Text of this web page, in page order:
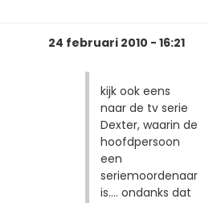
24 februari 2010 - 16:21
kijk ook eens
naar de tv serie
Dexter, waarin de
hoofdpersoon
een
seriemoordenaar
is.... ondanks dat